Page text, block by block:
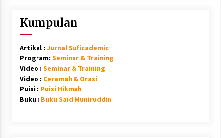
Kumpulan
Artikel : Jurnal Suficademic
Program: Seminar & Training
Video : Seminar & Training
Video : Ceramah & Orasi
Puisi : Puisi Hikmah
Buku : Buku Said Muniruddin